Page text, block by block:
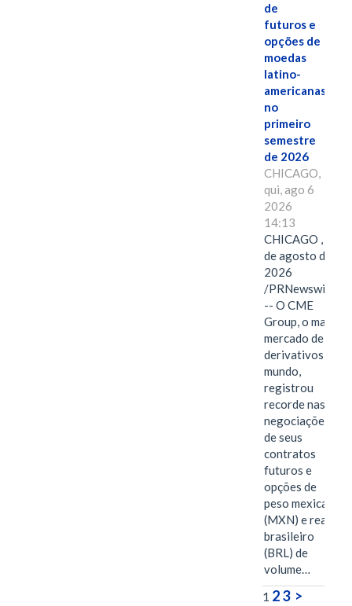
de
futuros e
opções de
moedas
latino-
americanas
no
primeiro
semestre
de 2026
CHICAGO,
qui, ago 6
2026
14:13
CHICAGO , 6
de agosto de
2026
/PRNewswire/
-- O CME
Group, o maior
mercado de
derivativos do
mundo,
registrou
recorde nas
negociações
de seus
contratos
futuros e
opções de
peso mexicano
(MXN) e real
brasileiro
(BRL) de
volume…
1 23 >